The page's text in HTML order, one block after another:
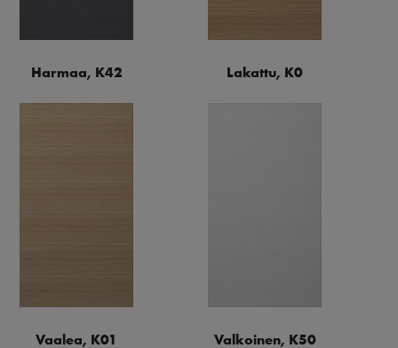
Harmaa, K42 Lakattu, K0
Vaalea, K01 Valkoinen, K50